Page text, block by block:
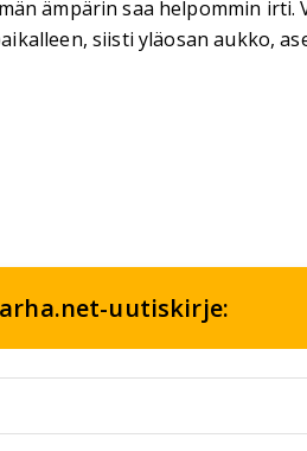
ämpärin saa helpommin
siisti yläosan aukko,
uutiskirje: